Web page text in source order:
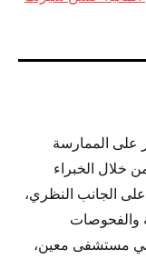
على الممارسة
خلال الخبراء
الجانب النظري،
والفحوصات
في مستشفى معين،